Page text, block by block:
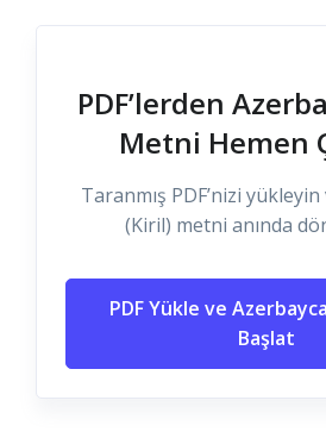
PDF’lerden
Metni Hemen
Taranmış PDF’nizi
(Kiril) metni anında
PDF Yükle ve
Başlat